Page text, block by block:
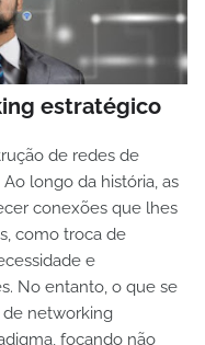
estratégico
de redes de
longo da história, as
conexões que lhes
como troca de
e
No entanto, o que se
de networking
focando não